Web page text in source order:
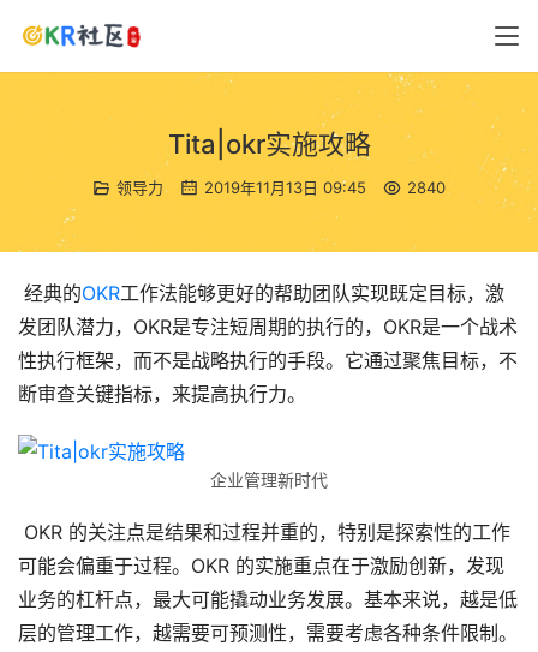
Tita|okr实施攻略
领导力 2019年11月13日 09:45 2840
经典的OKR工作法能够更好的帮助团队实现既定目标，激
发团队潜力，OKR是专注短周期的执行的，OKR是一个战术
性执行框架，而不是战略执行的手段。它通过聚焦目标，不
断审查关键指标，来提高执行力。
企业管理新时代
可能会偏重于过程。OKR 的实施重点在于激励创新，发现
业务的杠杆点，最大可能撬动业务发展。基本来说，越是低
层的管理工作，越需要可预测性，需要考虑各种条件限制。